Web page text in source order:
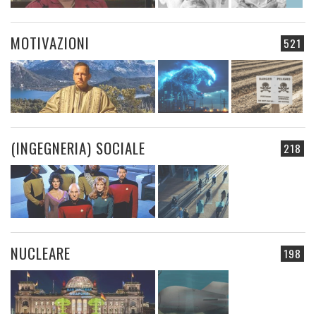
521
MOTIVAZIONI
218
(INGEGNERIA) SOCIALE
198
NUCLEARE